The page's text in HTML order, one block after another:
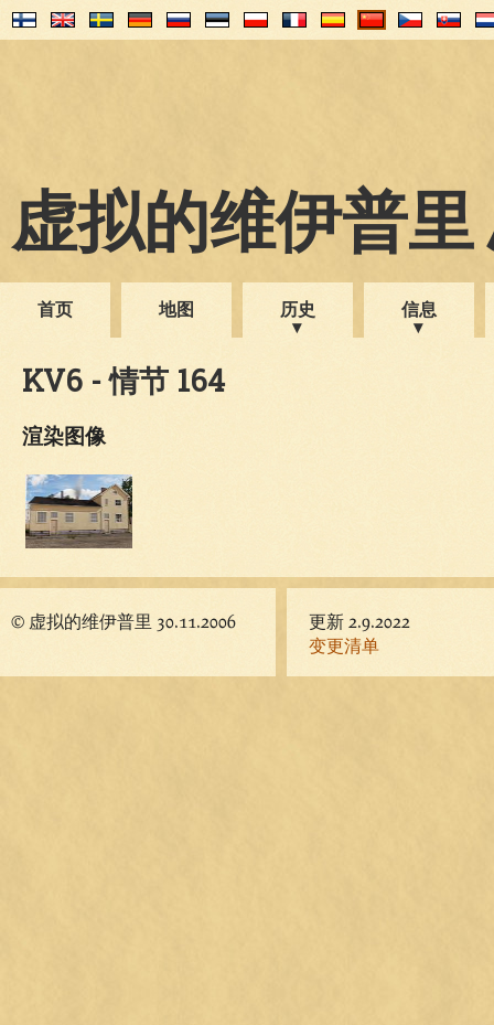
虚拟的维伊普里
首页 地图 历史 信息
KV6 - 情节 164
渲染图像
© 虚拟的维伊普里 30.11.2006
更新 2.9.2022
变更清单